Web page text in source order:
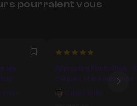
pourraient vous
Favori
les
Lesudformations
5
Apprendre Photoshop :
calques et les masques
Gilles Pfeiffer